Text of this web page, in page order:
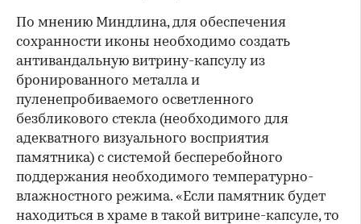
По мнению Миндлина, для обеспечения
сохранности иконы необходимо создать
антивандальную витрину-капсулу из
бронированного металла и
пуленепробиваемого осветленного
безбликового стекла (необходимого для
адекватного визуального восприятия
памятника) с системой бесперебойного
поддержания необходимого температурно-
влажностного режима. «Если памятник будет
находиться в храме в такой витрине-капсуле, то